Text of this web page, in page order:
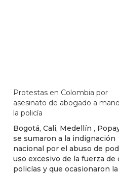
Protestas en Colombia por
asesinato de abogado a
la policía
Bogotá, Cali, Medellín ,
se sumaron a la indignación
nacional por el abuso de
uso excesivo de la fuerza de
policías y que ocasionaron la